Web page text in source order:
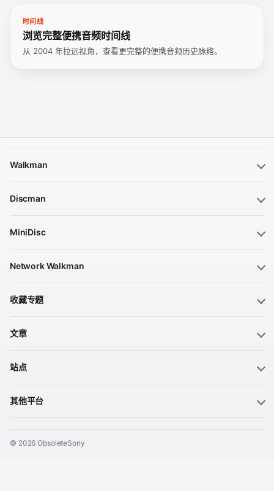
时间线
浏览完整便携音频时间线
从 2004 年拉远视角，查看更完整的便携音频历史脉络。
Walkman
Discman
MiniDisc
Network Walkman
收藏专题
文章
站点
其他平台
© 2026 ObsoleteSony